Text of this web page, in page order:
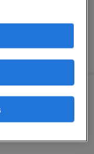
品